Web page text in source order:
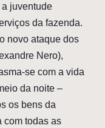
juventude
da fazenda.
novo ataque dos
Nero),
se com a vida
da noite –
os bens da
com todas as